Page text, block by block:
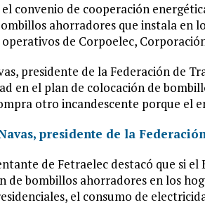
convenio de cooperación
ahorradores que instala en
de Corpoelec,
presidente de la Federación de
en el plan de colocación de
otro incandescente porque el
de Fetraelec destacó que si
de bombillos ahorradores en los
el consumo de